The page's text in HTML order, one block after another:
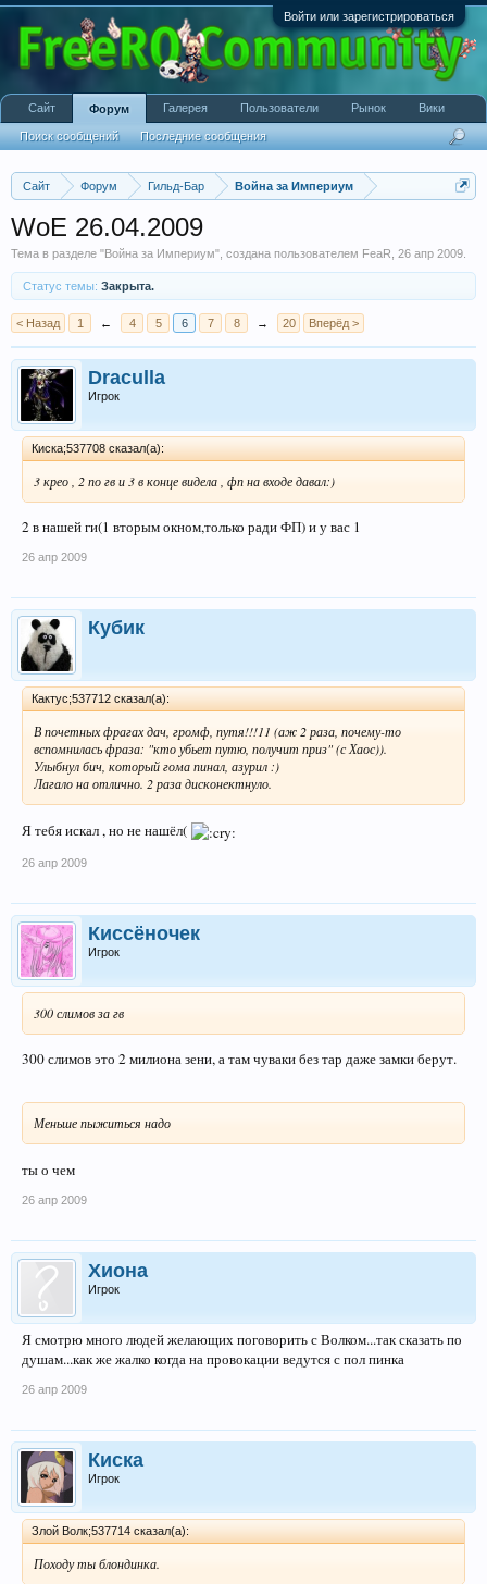
Войти или зарегистрироваться
Сайт Форум Гильд-Бар Война за Империум
WoE 26.04.2009
Тема в разделе "Война за Империум", создана пользователем FeaR 26 апр 2009
Статус темы: Закрыта.
< Назад 1 ← 4 5 6 7 8 → 20 Вперёд >
Draculla
Игрок
Киска;537708 сказал(а):
3 крео , 2 по гв и 3 в конце видела , фп на входе давал:)
2 в нашей ги(1 вторым окном,только ради ФП) и у вас 1
26 апр 2009
Кубик
Кактус;537712 сказал(а):
В почетных фрагах дач, громф, путя!!!11 (аж 2 раза, почему-то
вспомнилась фраза: "кто убьет путю, получит приз" (с Хаос)).
Улыбнул бич, который гома пинал, азурил :)
Лагало на отлично. 2 раза дисконектнуло.
Я тебя искал , но не нашёл(
26 апр 2009
Киссёночек
Игрок
300 слимов за гв
300 слимов это 2 милиона зени, а там чуваки без тар даже замки берут.
Меньше пыжиться надо
ты о чем
26 апр 2009
Хиона
Игрок
Я смотрю много людей желающих поговорить с Волком...так сказать по
душам...как же жалко когда на провокации ведутся с пол пинка
26 апр 2009
Киска
Игрок
Злой Волк;537714 сказал(а):
Походу ты блондинка.
Сайт Форум
Поиск сообщений Последние сообщения
Галерея Пользователи Рынок Вики